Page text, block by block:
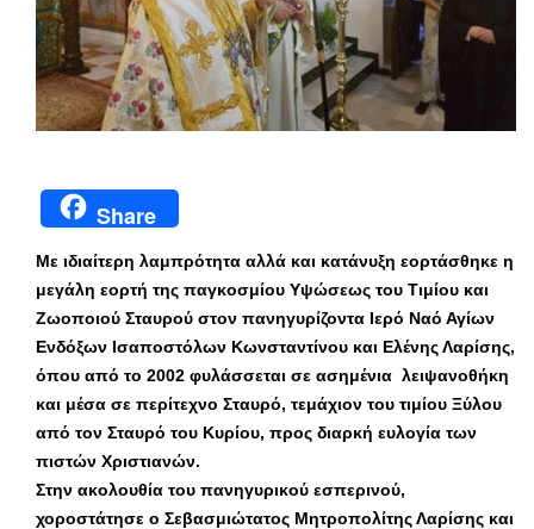
Share
Με ιδιαίτερη λαμπρότητα αλλά και κατάνυξη εορτάσθηκε η
μεγάλη εορτή της παγκοσμίου Υψώσεως του Τιμίου και
Ζωοποιού Σταυρού στον πανηγυρίζοντα Ιερό Ναό Αγίων
Ενδόξων Ισαποστόλων Κωνσταντίνου και Ελένης Λαρίσης,
όπου από το 2002 φυλάσσεται σε ασημένια λειψανοθήκη
και μέσα σε περίτεχνο Σταυρό, τεμάχιον του τιμίου Ξύλου
από τον Σταυρό του Κυρίου, προς διαρκή ευλογία των
πιστών Χριστιανών.
Στην ακολουθία του πανηγυρικού εσπερινού,
χοροστάτησε ο Σεβασμιώτατος Μητροπολίτης Λαρίσης και